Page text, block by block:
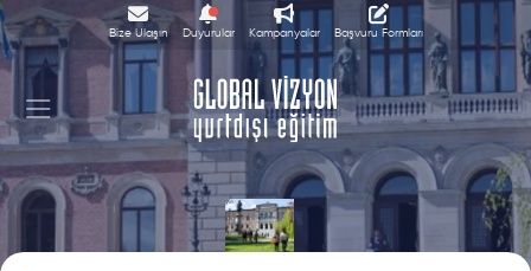
Bize Ulaşın Duyurular Kampanyalar Başvuru Formları